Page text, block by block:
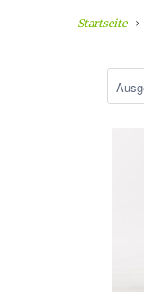
Startseite